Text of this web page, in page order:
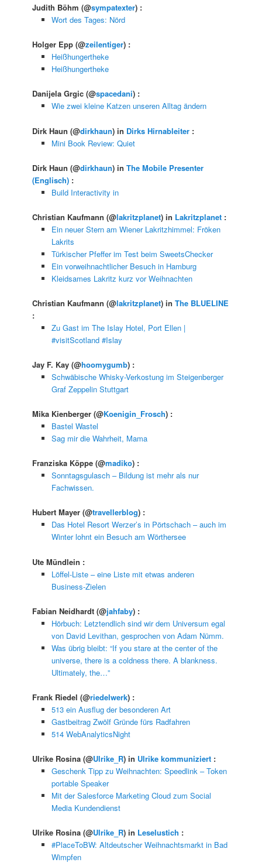
Judith Böhm(@sympatexter) :
Wort des Tages: Nörd
Holger Epp(@zeilentiger) :
Heißhungertheke
Heißhungertheke
Danijela Grgic(@spacedani) :
Wie zwei kleine Katzen unseren Alltag ändern
Dirk Haun(@dirkhaun) in Dirks Hirnableiter :
Mini Book Review: Quiet
Dirk Haun(@dirkhaun) inThe Mobile Presenter
(Englisch) :
Build Interactivity in
Christian Kaufmann(@lakritzplanet) in Lakritzplanet :
Ein neuer Stern am Wiener Lakritzhimmel: Fröken
Lakrits
Türkischer Pfeffer im Test beim SweetsChecker
Ein vorweihnachtlicher Besuch in Hamburg
Kleidsames Lakritz kurz vor Weihnachten
Christian Kaufmann(@lakritzplanet) inThe BLUELINE
:
Zu Gast im The Islay Hotel, Port Ellen |
#visitScotland #Islay
Jay F. Kay(@hoomygumb) :
Schwäbische Whisky-Verkostung im Steigenberger
Graf Zeppelin Stuttgart
Mika Kienberger(@Koenigin_Frosch) :
Bastel Wastel
Sag mir die Wahrheit, Mama
Franziska Köppe(@madiko) :
Sonntagsgulasch – Bildung ist mehr als nur
Fachwissen.
Hubert Mayer(@travellerblog) :
Das Hotel Resort Werzer’s in Pörtschach – auch im
Winter lohnt ein Besuch am Wörthersee
Ute Mündlein :
Löffel-Liste – eine Liste mit etwas anderen
Business-Zielen
Fabian Neidhardt(@jahfaby) :
Hörbuch: Letztendlich sind wir dem Universum egal
von David Levithan, gesprochen von Adam Nümm.
Was übrig bleibt: “If you stare at the center of the
universe, there is a coldness there. A blankness.
Ultimately, the…”
Frank Riedel(@riedelwerk) :
513 ein Ausflug der besonderen Art
Gastbeitrag Zwölf Gründe fürs Radfahren
514 WebAnalyticsNight
Ulrike Rosina(@Ulrike_R) in Ulrike kommuniziert :
Geschenk Tipp zu Weihnachten: Speedlink – Token
portable Speaker
Mit der Salesforce Marketing Cloud zum Social
Media Kundendienst
Ulrike Rosina(@Ulrike_R) in Leselustich :
#PlaceToBW: Altdeutscher Weihnachtsmarkt in Bad
Wimpfen